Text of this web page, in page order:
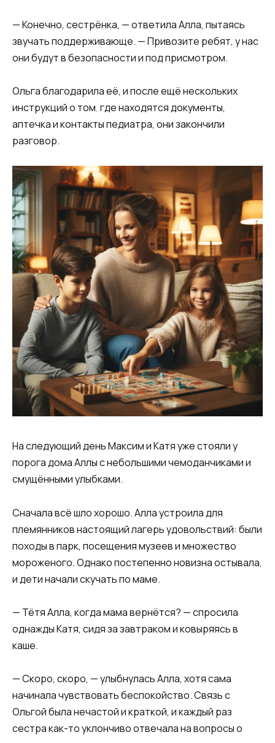
— Конечно, сестрёнка, — ответила Алла, пытаясь
звучать поддерживающе. — Привозите ребят, у нас
они будут в безопасности и под присмотром.
Ольга благодарила её, и после ещё нескольких
инструкций о том, где находятся документы,
аптечка и контакты педиатра, они закончили
разговор.
На следующий день Максим и Катя уже стояли у
порога дома Аллы с небольшими чемоданчиками и
смущёнными улыбками.
Сначала всё шло хорошо. Алла устроила для
племянников настоящий лагерь удовольствий: были
походы в парк, посещения музеев и множество
мороженого. Однако постепенно новизна остывала,
и дети начали скучать по маме.
— Тётя Алла, когда мама вернётся? — спросила
однажды Катя, сидя за завтраком и ковыряясь в
каше.
— Скоро, скоро, — улыбнулась Алла, хотя сама
начинала чувствовать беспокойство. Связь с
Ольгой была нечастой и краткой, и каждый раз
сестра как-то уклончиво отвечала на вопросы о